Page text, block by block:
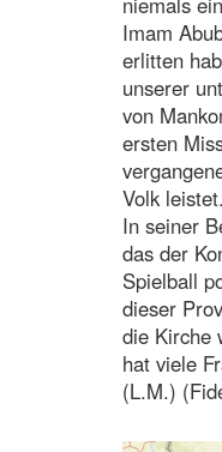
Imam
erlitten
unserer
von
ersten
Volk
In seiner
das der
Spielball
dieser
die Kirche
hat viele
(L.M.)